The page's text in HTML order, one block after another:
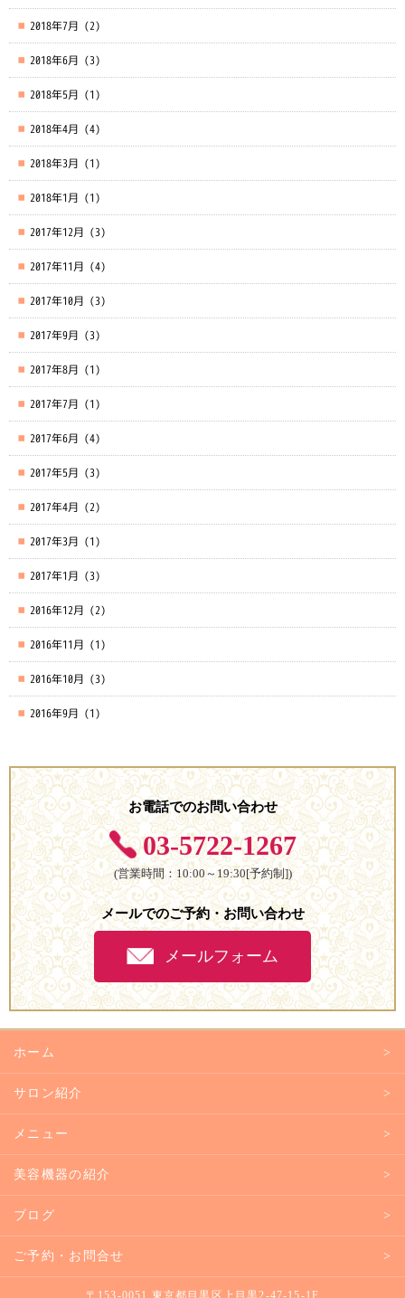
2018年7月 (2)
2018年6月 (3)
2018年5月 (1)
2018年4月 (4)
2018年3月 (1)
2018年1月 (1)
2017年12月 (3)
2017年11月 (4)
2017年10月 (3)
2017年9月 (3)
2017年8月 (1)
2017年7月 (1)
2017年6月 (4)
2017年5月 (3)
2017年4月 (2)
2017年3月 (1)
2017年1月 (3)
2016年12月 (2)
2016年11月 (1)
2016年10月 (3)
2016年9月 (1)
お電話でのお問い合わせ
03-5722-1267
(営業時間：10:00～19:30[予約制])
メールでのご予約・お問い合わせ
メールフォーム
ホーム
サロン紹介
メニュー
美容機器の紹介
ブログ
ご予約・お問合せ
〒153-0051 東京都目黒区上目黒2-47-15-1F